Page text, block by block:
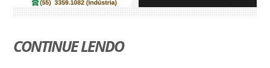
CONTINUE LENDO